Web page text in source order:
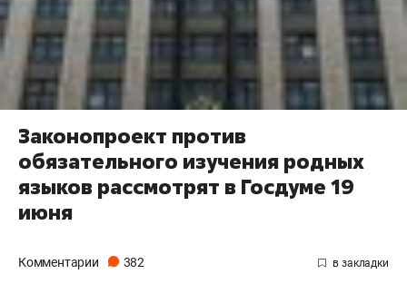
Законопроект против
обязательного изучения родных
языков рассмотрят в Госдуме 19
июня
Комментарии 382